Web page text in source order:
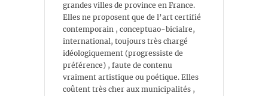
grandes villes de province en France.
Elles ne proposent que de l’art certifié
contemporain , conceptuao-bicialre,
international, toujours très chargé
idéologiquement (progressiste de
préférence) , faute de contenu
vraiment artistique ou poétique. Elles
coûtent très cher aux municipalités ,